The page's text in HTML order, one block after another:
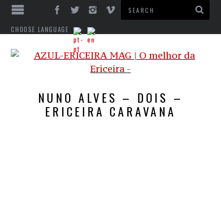
CHOOSE LANGUAGE
NUNO ALVES – DOIS –
ERICEIRA CARAVANA